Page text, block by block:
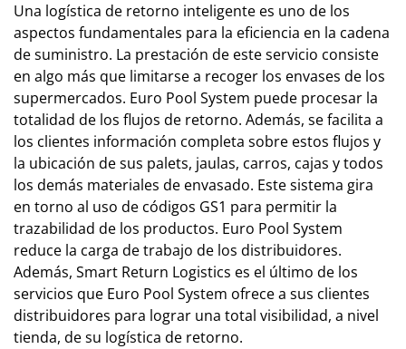
Una logística de retorno inteligente es uno de los
aspectos fundamentales para la eficiencia en la cadena
de suministro. La prestación de este servicio consiste
en algo más que limitarse a recoger los envases de los
supermercados. Euro Pool System puede procesar la
totalidad de los flujos de retorno. Además, se facilita a
los clientes información completa sobre estos flujos y
la ubicación de sus palets, jaulas, carros, cajas y todos
los demás materiales de envasado. Este sistema gira
en torno al uso de códigos GS1 para permitir la
trazabilidad de los productos. Euro Pool System
reduce la carga de trabajo de los distribuidores.
Además, Smart Return Logistics es el último de los
servicios que Euro Pool System ofrece a sus clientes
distribuidores para lograr una total visibilidad, a nivel
tienda, de su logística de retorno.